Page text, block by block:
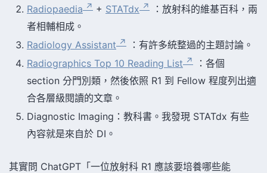
Radiopaedia
+ STATdx
：放射科的維基百科，兩
者相輔相成。
Radiology Assistant
：有許多統整過的主題討論。
Radiographics Top 10 Reading List
：各個
section 分門別類，然後依照 R1 到 Fellow 程度列出適
合各層級閱讀的文章。
Diagnostic Imaging：教科書。我發現 STATdx 有些
內容就是來自於 DI。
其實問 ChatGPT「一位放射科 R1 應該要培養哪些能